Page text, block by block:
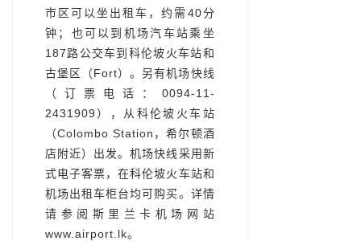
市区可以坐出租车，约需40分
钟；也可以到机场汽车站乘坐
187路公交车到科伦坡火车站和
古堡区（Fort）。另有机场快线
（订票电话：0094-11-
2431909），从科伦坡火车站
（Colombo Station，希尔顿酒
店附近）出发。机场快线采用新
式电子客票，在科伦坡火车站和
机场出租车柜台均可购买。详情
请参阅斯里兰卡机场网站
www.airport.lk。